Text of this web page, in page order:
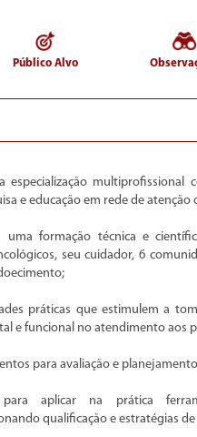
Público Alvo
e educação em rede de atenção
formação técnica e
seu cuidador, 6
práticas que estimulem a
e funcional no atendimento aos
para avaliação e
para aplicar na prática
qualificação e estratégias de